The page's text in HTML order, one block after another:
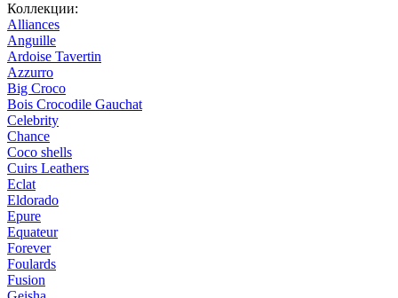
Коллекции:
Alliances
Anguille
Ardoise Tavertin
Azzurro
Big Croco
Bois Crocodile Gauchat
Celebrity
Chance
Coco shells
Cuirs Leathers
Eclat
Eldorado
Epure
Equateur
Forever
Foulards
Fusion